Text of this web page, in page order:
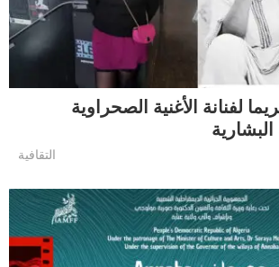
لفنانة الأغنية الصحراوية
التقافية